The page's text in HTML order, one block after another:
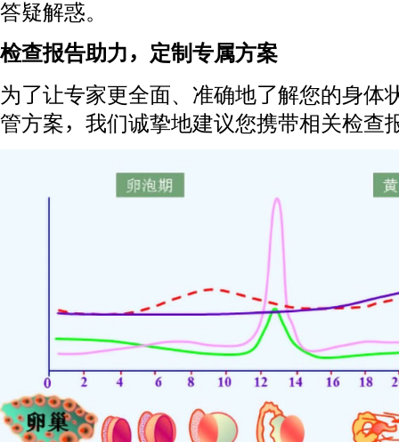
答疑解惑。
检查报告助力，定制专属方案
为了让专家更全面、准确地了解您的身体
管方案，我们诚挚地建议您携带相关检查